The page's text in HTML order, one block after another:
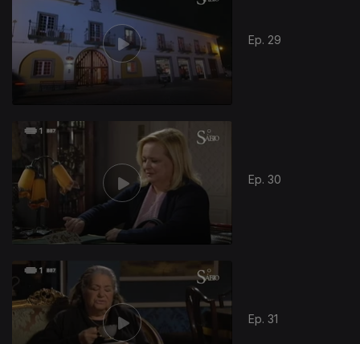
Ep. 29
Ep. 30
Ep. 31